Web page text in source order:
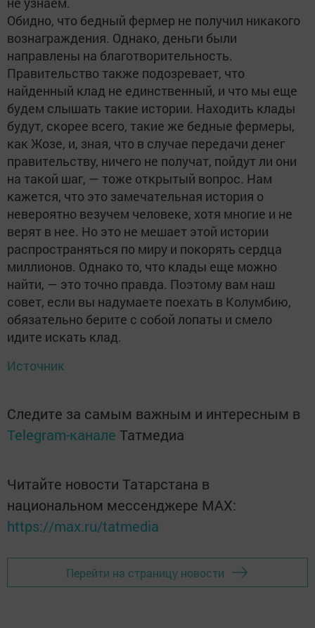
Обидно, что бедный фермер не получил никакого
вознаграждения. Однако, деньги были
направлены на благотворительность.
Правительство также подозревает, что
найденный клад не единственный, и что мы еще
будем слышать такие истории. Находить клады
будут, скорее всего, такие же бедные фермеры,
как Жозе, и, зная, что в случае передачи денег
правительству, ничего не получат, пойдут ли они
на такой шаг, — тоже открытый вопрос. Нам
кажется, что это замечательная история о
невероятно везучем человеке, хотя многие и не
верят в нее. Но это не мешает этой истории
распространяться по миру и покорять сердца
миллионов. Однако то, что клады еще можно
найти, — это точно правда. Поэтому вам наш
совет, если вы надумаете поехать в Колумбию,
обязательно берите с собой лопаты и смело
идите искать клад.
Источник
Следите за самым важным и интересным в
Telegram-канале Татмедиа
Читайте новости Татарстана в
национальном мессенджере MАХ:
https://max.ru/tatmedia
Перейти на страницу новости